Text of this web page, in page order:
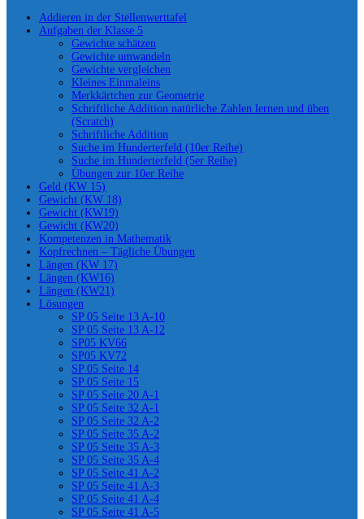
Addieren in der Stellenwerttafel
Aufgaben der Klasse 5
Gewichte schätzen
Gewichte umwandeln
Gewichte vergleichen
Kleines Einmaleins
Merkkärtchen zur Geometrie
Schriftliche Addition natürliche Zahlen lernen und üben
(Scratch)
Schriftliche Addition
Suche im Hunderterfeld (10er Reihe)
Suche im Hunderterfeld (5er Reihe)
Übungen zur 10er Reihe
Geld (KW 15)
Gewicht (KW 18)
Gewicht (KW19)
Gewicht (KW20)
Kompetenzen in Mathematik
Kopfrechnen – Tägliche Übungen
Längen (KW 17)
Längen (KW16)
Längen (KW21)
Lösungen
SP 05 Seite 13 A-10
SP 05 Seite 13 A-12
SP05 KV66
SP05 KV72
SP 05 Seite 14
SP 05 Seite 15
SP 05 Seite 20 A-1
SP 05 Seite 32 A-1
SP 05 Seite 32 A-2
SP 05 Seite 35 A-2
SP 05 Seite 35 A-3
SP 05 Seite 35 A-4
SP 05 Seite 41 A-2
SP 05 Seite 41 A-3
SP 05 Seite 41 A-4
SP 05 Seite 41 A-5